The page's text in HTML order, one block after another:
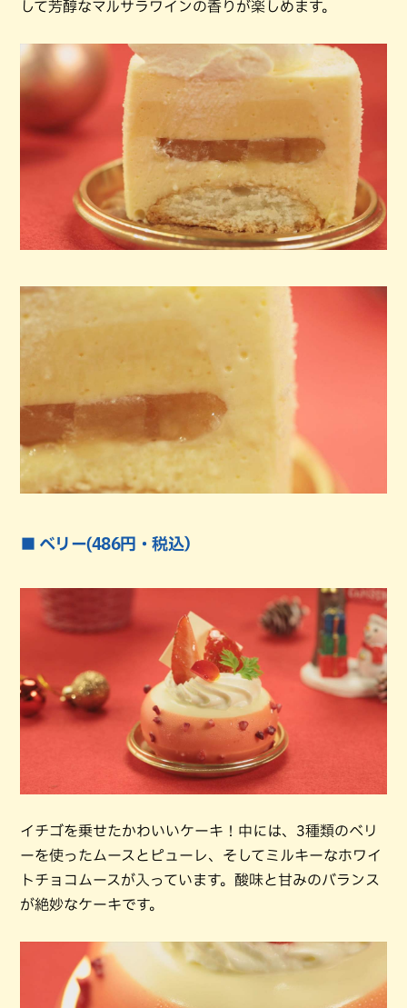
して芳醇なマルサラワインの香りが楽しめます。
■ ベリー(486円・税込）
イチゴを乗せたかわいいケーキ！中には、3種類のベリ
ーを使ったムースとピューレ、そしてミルキーなホワイ
トチョコムースが入っています。酸味と甘みのバランス
が絶妙なケーキです。